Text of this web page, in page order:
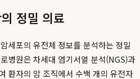
정밀 의료
세포의 유전체 정보를 분석하는 정밀
병원은 차세대 염기서열 분석(NGS)과
환자의 암 조직에서 수백 개의 유전자